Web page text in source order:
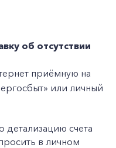
об отсутствии
приёмную на
или личный
счета
в личном